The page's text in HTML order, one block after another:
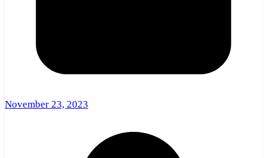
November 23, 2023